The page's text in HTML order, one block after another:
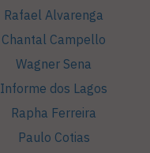
Rafael Alvarenga
Chantal Campello
Wagner Sena
Informe dos Lagos
Rapha Ferreira
Paulo Cotias